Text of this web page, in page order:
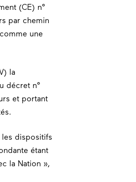
(CE) n°
par chemin
une
la
décret n°
et portant
les dispositifs
étant
la Nation »,